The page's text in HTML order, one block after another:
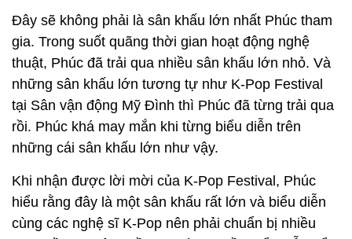
Đây sẽ không phải là sân khấu lớn nhất Phúc tham
gia. Trong suốt quãng thời gian hoạt động nghệ
thuật, Phúc đã trải qua nhiều sân khấu lớn nhỏ. Và
những sân khấu lớn tương tự như K-Pop Festival
tại Sân vận động Mỹ Đình thì Phúc đã từng trải qua
rồi. Phúc khá may mắn khi từng biểu diễn trên
những cái sân khấu lớn như vậy.
Khi nhận được lời mời của K-Pop Festival, Phúc
hiểu rằng đây là một sân khấu rất lớn và biểu diễn
cùng các nghệ sĩ K-Pop nên phải chuẩn bị nhiều